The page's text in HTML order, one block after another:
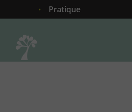
Pratique